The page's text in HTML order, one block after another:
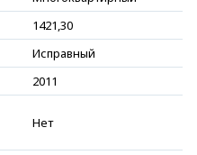
1421,30
Исправный
2011
Нет